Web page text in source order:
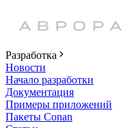
Разработка
Новости
Начало разработки
Документация
Примеры приложений
Пакеты Conan